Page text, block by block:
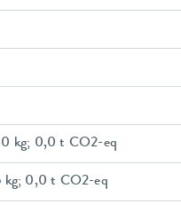
kg; 0,0 t CO2-eq
kg; 0,0 t CO2-eq